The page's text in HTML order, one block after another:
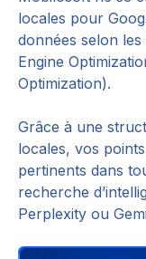
locales pour
données selon les
Engine
Optimization).
Grâce à une
locales, vos
pertinents dans
recherche
Perplexity ou